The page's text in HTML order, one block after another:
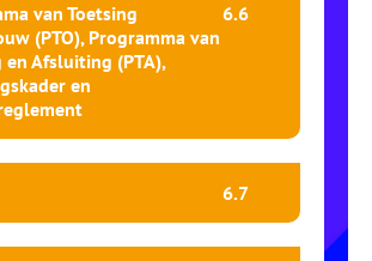
van Toetsing
(PTO), Programma van
en Afsluiting (PTA),
en
6.6
6.7